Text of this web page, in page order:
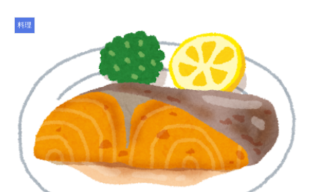
料理